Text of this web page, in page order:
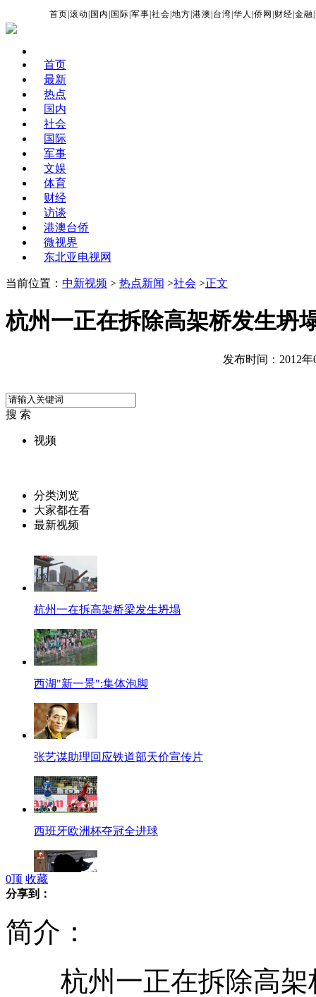
首页 |滚动 国内 国际 |军事 |社会 |地方 |港澳 台湾 |华人 |侨网 财经 |金融 |
首页
最新
热点
国内
社会
国际
军事
文娱
体育
财经
访谈
港澳台侨
微视界
东北亚电视网
当前位置： 中新视频 > 热点新闻 >社会 >正文
杭州一正在拆除高架桥发生坍
发布时间：2012年
搜 索
视频
分类浏览
大家都在看
最新视频
杭州一在拆高架桥梁发生坍塌
西湖"新一景":集体泡脚
张艺谋助理回应铁道部天价宣传片
西班牙欧洲杯夺冠全进球
张艺谋回应宣传片成本质疑
0顶 收藏
分享到：
简介：
杭州一正在拆除高架